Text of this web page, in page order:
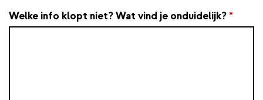
Welke info klopt niet? Wat vind je onduidelijk? *